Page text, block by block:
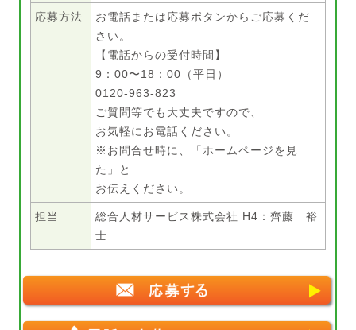
応募方法
お電話または応募ボタンからご応募くだ
さい。
【電話からの受付時間】
9：00〜18：00（平日）
0120-963-823
ご質問等でも大丈夫ですので、
お気軽にお電話ください。
※お問合せ時に、「ホームページを見
た」と
お伝えください。
担当
総合人材サービス株式会社 H4：齊藤 裕
士